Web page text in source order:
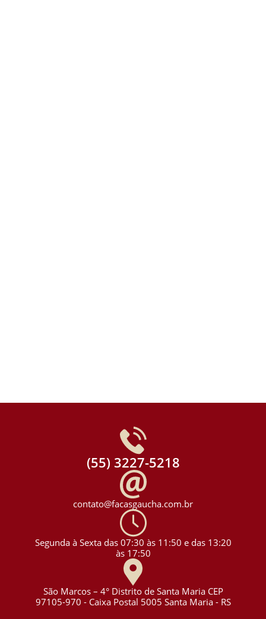
(55) 3227-5218
contato@facasgaucha.com.br
Segunda à Sexta das 07:30 às 11:50 e das 13:20
às 17:50
São Marcos – 4° Distrito de Santa Maria CEP
97105-970 - Caixa Postal 5005 Santa Maria - RS